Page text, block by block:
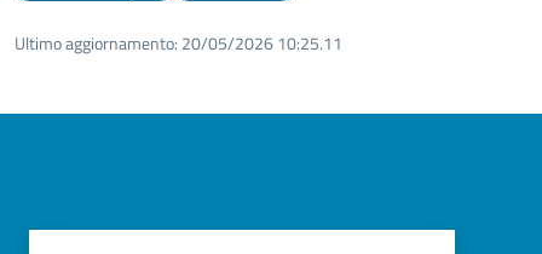
Ultimo aggiornamento: 20/05/2026 10:25.11